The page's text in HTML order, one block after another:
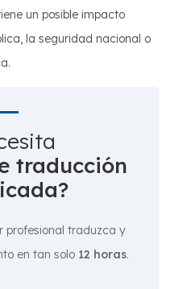
un posible impacto
la seguridad nacional o
traducción
profesional traduzca y
en tan solo 12 horas.